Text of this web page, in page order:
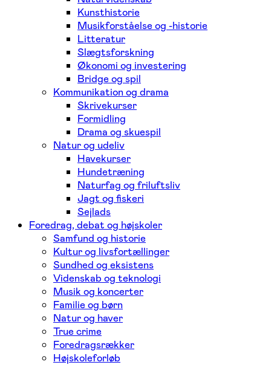
Kunsthistorie
Musikforståelse og -historie
Litteratur
Slægtsforskning
Økonomi og investering
Bridge og spil
Kommunikation og drama
Skrivekurser
Formidling
Drama og skuespil
Natur og udeliv
Havekurser
Hundetræning
Naturfag og friluftsliv
Jagt og fiskeri
Sejlads
Foredrag, debat og højskoler
Samfund og historie
Kultur og livsfortællinger
Sundhed og eksistens
Videnskab og teknologi
Musik og koncerter
Familie og børn
Natur og haver
True crime
Foredragsrækker
Højskoleforløb